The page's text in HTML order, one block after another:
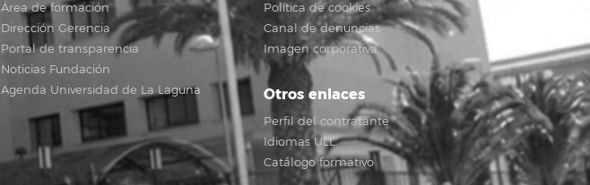
Área de formación
Dirección Gerencia
Portal de transparencia
Noticias Fundación
Agenda Universidad de La Laguna
Política de cookies
Canal de denuncias
Imagen corporativa
Otros enlaces
Perfil del contratante
Idiomas ULL
Catálogo formativo